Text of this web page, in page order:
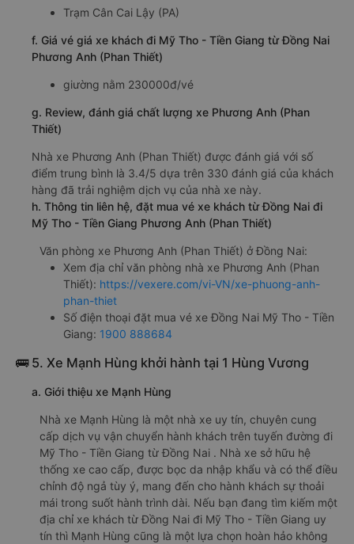
Trạm Cân Cai Lậy (PA)
f. Giá vé giá xe khách đi Mỹ Tho - Tiền Giang từ Đồng Nai
Phương Anh (Phan Thiết)
giường nằm 230000đ/vé
g. Review, đánh giá chất lượng xe Phương Anh (Phan
Thiết)
Nhà xe Phương Anh (Phan Thiết) được đánh giá với số
điểm trung bình là 3.4/5 dựa trên 330 đánh giá của khách
hàng đã trải nghiệm dịch vụ của nhà xe này.
h. Thông tin liên hệ, đặt mua vé xe khách từ Đồng Nai đi
Mỹ Tho - Tiền Giang Phương Anh (Phan Thiết)
Văn phòng xe Phương Anh (Phan Thiết) ở Đồng Nai:
Xem địa chỉ văn phòng nhà xe Phương Anh (Phan
Thiết): https://vexere.com/vi-VN/xe-phuong-anh-
phan-thiet
Số điện thoại đặt mua vé xe Đồng Nai Mỹ Tho - Tiền
Giang: 1900 888684
🚌 5. Xe Mạnh Hùng khởi hành tại 1 Hùng Vương
a. Giới thiệu xe Mạnh Hùng
Nhà xe Mạnh Hùng là một nhà xe uy tín, chuyên cung
cấp dịch vụ vận chuyển hành khách trên tuyến đường đi
Mỹ Tho - Tiền Giang từ Đồng Nai . Nhà xe sở hữu hệ
thống xe cao cấp, được bọc da nhập khẩu và có thể điều
chỉnh độ ngả tùy ý, mang đến cho hành khách sự thoải
mái trong suốt hành trình dài. Nếu bạn đang tìm kiếm một
địa chỉ xe khách từ Đồng Nai đi Mỹ Tho - Tiền Giang uy
tín thì Mạnh Hùng cũng là một lựa chọn hoàn hảo không